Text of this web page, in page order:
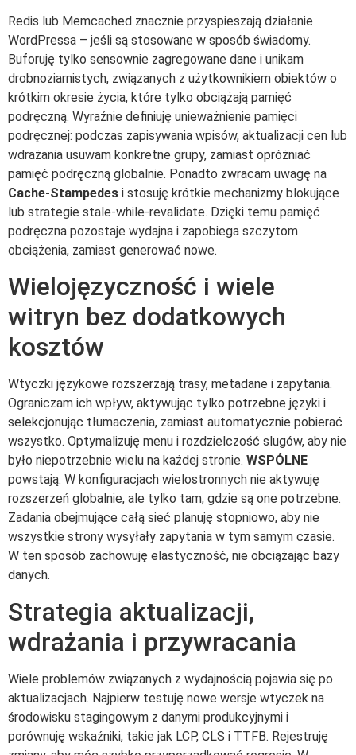
Redis lub Memcached znacznie przyspieszają działanie
WordPressa – jeśli są stosowane w sposób świadomy.
Buforuję tylko sensownie zagregowane dane i unikam
drobnoziarnistych, związanych z użytkownikiem obiektów o
krótkim okresie życia, które tylko obciążają pamięć
podręczną. Wyraźnie definiuję unieważnienie pamięci
podręcznej: podczas zapisywania wpisów, aktualizacji cen lub
wdrażania usuwam konkretne grupy, zamiast opróżniać
pamięć podręczną globalnie. Ponadto zwracam uwagę na
Cache-Stampedes i stosuję krótkie mechanizmy blokujące
lub strategie stale-while-revalidate. Dzięki temu pamięć
podręczna pozostaje wydajna i zapobiega szczytom
obciążenia, zamiast generować nowe.
Wielojęzyczność i wiele
witryn bez dodatkowych
kosztów
Wtyczki językowe rozszerzają trasy, metadane i zapytania.
Ograniczam ich wpływ, aktywując tylko potrzebne języki i
selekcjonując tłumaczenia, zamiast automatycznie pobierać
wszystko. Optymalizuję menu i rozdzielczość slugów, aby nie
było niepotrzebnie wielu na każdej stronie. WSPÓLNE
powstają. W konfiguracjach wielostronnych nie aktywuję
rozszerzeń globalnie, ale tylko tam, gdzie są one potrzebne.
Zadania obejmujące całą sieć planuję stopniowo, aby nie
wszystkie strony wysyłały zapytania w tym samym czasie.
W ten sposób zachowuję elastyczność, nie obciążając bazy
danych.
Strategia aktualizacji,
wdrażania i przywracania
Wiele problemów związanych z wydajnością pojawia się po
aktualizacjach. Najpierw testuję nowe wersje wtyczek na
środowisku stagingowym z danymi produkcyjnymi i
porównuję wskaźniki, takie jak LCP, CLS i TTFB. Rejestruję